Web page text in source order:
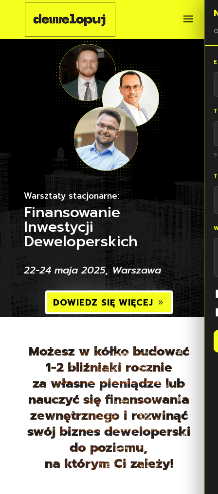
Warsztaty stacjonarne:
Finansowanie
Inwestycji
Deweloperskich
22-24 maja 2025, Warszawa
DOWIEDZ SIĘ WIĘCEJ
Możesz w kółko budować
1-2 bliźniaki rocznie
za własne pieniądze lub
nauczyć się finansowania
zewnętrznego i rozwinąć
swój biznes deweloperski
do poziomu,
na którym Ci zależy!